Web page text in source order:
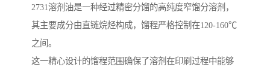
2731溶剂油是一种经过精密分馏的高纯度窄馏分溶剂，
其主要成分由直链烷烃构成，馏程严格控制在120-160℃
之间。
这一精心设计的馏程范围确保了溶剂在印刷过程中能够